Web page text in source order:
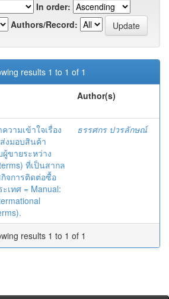
In order:
Authors/Record:
results 1 to 1 of 1
Author(s)
ามเข้าใจเรื่อง
งมอบสินค้า
ขายระหว่าง
ที่เป็นสากล
จการติดต่อซื้อ
เทศ = Manual:
ธรรศกร ปวรลักษณ์
results 1 to 1 of 1